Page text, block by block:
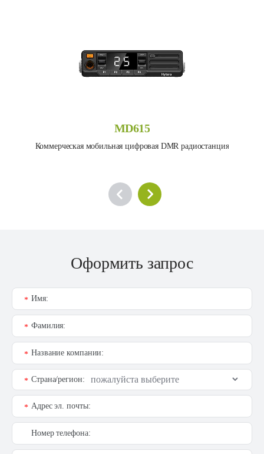
MD615
Коммерческая мобильная цифровая DMR радиостанция
Оформить запрос
Имя:
*
Фамилия:
*
Название компании:
*
Страна/регион:
*
Адрес эл. почты:
*
Номер телефона: